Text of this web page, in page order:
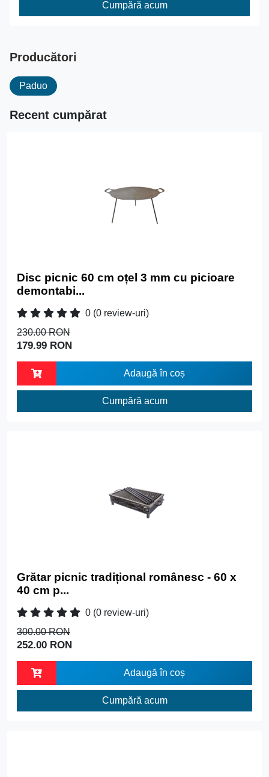
Cumpără acum
Producători
Paduo
Recent cumpărat
Disc picnic 60 cm oțel 3 mm cu picioare
demontabi...
0 (0 review-uri)
230.00 RON
179.99 RON
Adaugă în coș
Cumpără acum
Grătar picnic tradițional românesc - 60 x
40 cm p...
0 (0 review-uri)
300.00 RON
252.00 RON
Adaugă în coș
Cumpără acum